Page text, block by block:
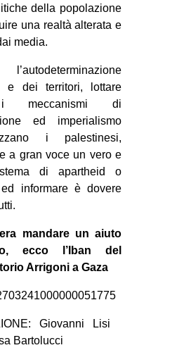
della popolazione
una realtà alterata e
media.
l’autodeterminazione
e dei territori, lottare
meccanismi di
ed imperialismo
i palestinesi,
a gran voce un vero e
di apartheid o
ed informare è dovere
mandare un aiuto
ecco l’Iban del
Arrigoni a Gaza
Giovanni Lisi
Bartolucci